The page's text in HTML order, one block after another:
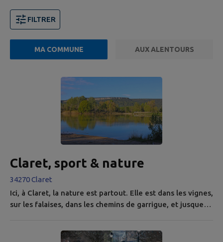
FILTRER
MA COMMUNE AUX ALENTOURS
Claret, sport & nature
34270 Claret
Ici, à Claret, la nature est partout. Elle est dans les vignes,
sur les falaises, dans les chemins de garrigue, et jusque
commune où on vit dehors, tout simplement. Installé au